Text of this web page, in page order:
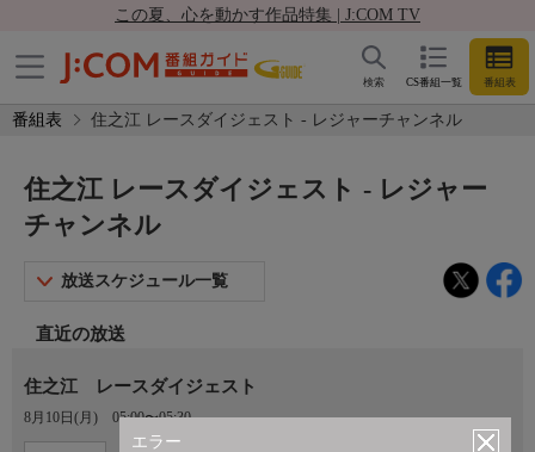
この夏、心を動かす作品特集 | J:COM TV
CS番組一覧 番組表
検索
番組表 住之江 レースダイジェスト - レジャーチャンネル
エラー
住之江 レースダイジェスト - レジャー
チャンネル
放送スケジュール一覧
直近の放送
住之江 レースダイジェスト
8月10日(月) 05:00〜05:30